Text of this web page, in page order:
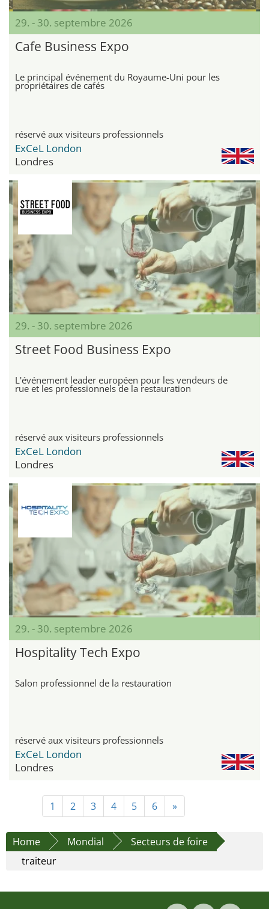
29. - 30. septembre 2026
Cafe Business Expo
Le principal événement du Royaume-Uni pour les
propriétaires de cafés
réservé aux visiteurs professionnels
ExCeL London
Londres
29. - 30. septembre 2026
Street Food Business Expo
L'événement leader européen pour les vendeurs de
rue et les professionnels de la restauration
réservé aux visiteurs professionnels
ExCeL London
Londres
29. - 30. septembre 2026
Hospitality Tech Expo
Salon professionnel de la restauration
réservé aux visiteurs professionnels
ExCeL London
Londres
1 2 3 4 5 6 »
Home Mondial
Secteurs de foire
traiteur